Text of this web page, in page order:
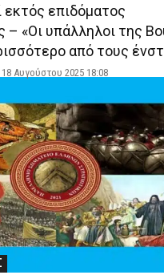
εκτός επιδόματος
– «Οι υπάλληλοι της
από τους
18 Αυγούστου 2025 18:08